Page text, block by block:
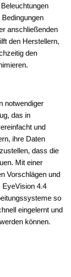
anschließenden
den Herstellern,
den
notwendiger
das in
und
ihre Daten
dass die
Mit einer
Vorschlägen und
EyeVision 4.4
so
eingelernt und
können.